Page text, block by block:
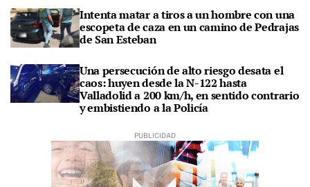
Intenta matar a tiros a un hombre con una
escopeta de caza en un camino de Pedrajas
de San Esteban
Una persecución de alto riesgo desata el
caos: huyen desde la N-122 hasta
Valladolid a 200 km/h, en sentido contrario
y embistiendo a la Policía